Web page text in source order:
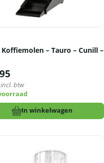
– Tauro – Cunill –
incl. btw
In winkelwagen